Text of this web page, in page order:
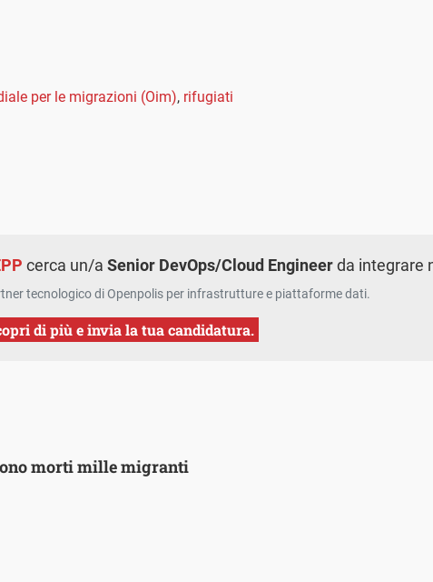
per le migrazioni (Oim), rifugiati
cerca un/aSenior DevOps/Cloud Engineerda integrare
tecnologico di Openpolis per infrastrutture e piattaforme dati.
di più e invia la tua candidatura.
morti mille migranti